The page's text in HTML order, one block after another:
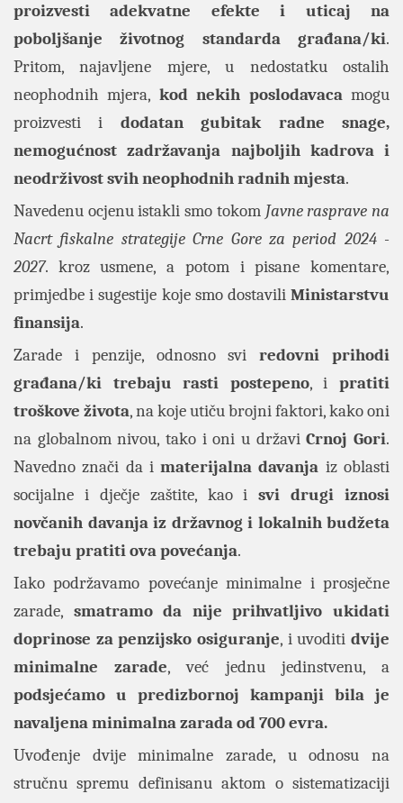
proizvesti adekvatne efekte i uticaj na
poboljšanje životnog standarda građana/ki.
Pritom, najavljene mjere, u nedostatku ostalih
neophodnih mjera, kod nekih poslodavacamogu
proizvesti i dodatan gubitak radne snage,
nemogućnost zadržavanja najboljih kadrova i
neodrživost svih neophodnih radnih mjesta.
Navedenu ocjenu istakli smo tokom Javne rasprave na
Nacrt fiskalne strategije Crne Gore za period 2024 -
2027. kroz usmene, a potom i pisane komentare,
primjedbe i sugestije koje smo dostavili Ministarstvu
finansija.
Zarade i penzije, odnosno sviredovni prihodi
građana/ki trebaju rasti postepeno, ipratiti
troškove života, na koje utiču brojni faktori, kako oni
na globalnom nivou, tako i oni u državiCrnoj Gori.
Navedno znači da imaterijalna davanja iz oblasti
socijalne i dječje zaštite, kao isvi drugi iznosi
novčanih davanja iz državnog i lokalnih budžeta
trebaju pratiti ova povećanja.
Iako podržavamo povećanje minimalne i prosječne
zarade, smatramo da nije prihvatljivo ukidati
doprinose za penzijsko osiguranje, i uvoditi dvije
minimalne zarade, već jednu jedinstvenu, a
podsjećamo u predizbornoj kampanji bila je
navaljena minimalna zarada od 700 evra.
Uvođenje dvije minimalne zarade, u odnosu na
stručnu spremu definisanu aktom o sistematizaciji